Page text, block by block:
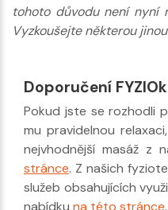
tohoto důvodu není nyní
Vyzkoušejte některou
Doporučení
Pokud jste se rozhodli
mu pravidelnou
nejvhodnější masáž z
stránce. Z našich
služeb obsahujících